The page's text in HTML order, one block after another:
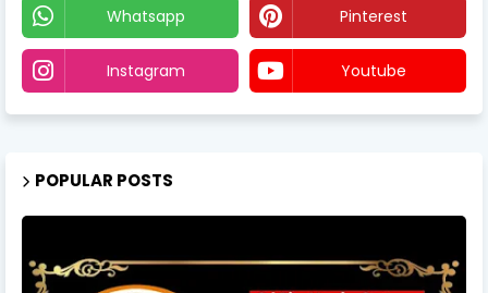
Whatsapp Pinterest
Instagram Youtube
POPULAR POSTS